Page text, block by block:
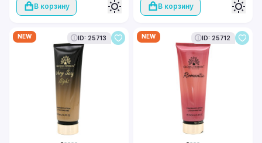
В корзину В корзину
NEW ID: 25713 NEW ID: 25712